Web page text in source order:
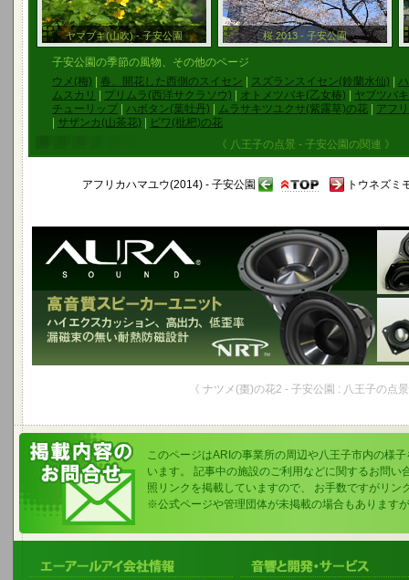
ヤマブキ(山吹) - 子安公園 桜 2013 - 子安公園
子安公園の季節の風物、その他のページ
ウメ(梅)
春、開花した西側のスイセン スズランスイセン(鈴蘭水仙)
ムスカリ
プリムラ(西洋サクラソウ) オトメツバキ(乙女椿)
ヤブツバ
チューリップ
ハボタン(葉牡丹) ムラサキツユクサ(紫露草)の花
アフ
サザンカ(山茶花)
ビワ(枇杷)の花
《 八王子の点景 - 子安公園の関連 》
アフリカハマユウ(2014) - 子安公園 トウネズミ
《 ナツメ(棗)の花2 - 子安公園 : 八王子の点
このページはARIの事業所の周辺や八王子市内の様
います。 記事中の施設のご利用などに関するお問い
照リンクを掲載していますので、 お手数ですがリン
※公式ページや管理団体が未掲載の場合もあります